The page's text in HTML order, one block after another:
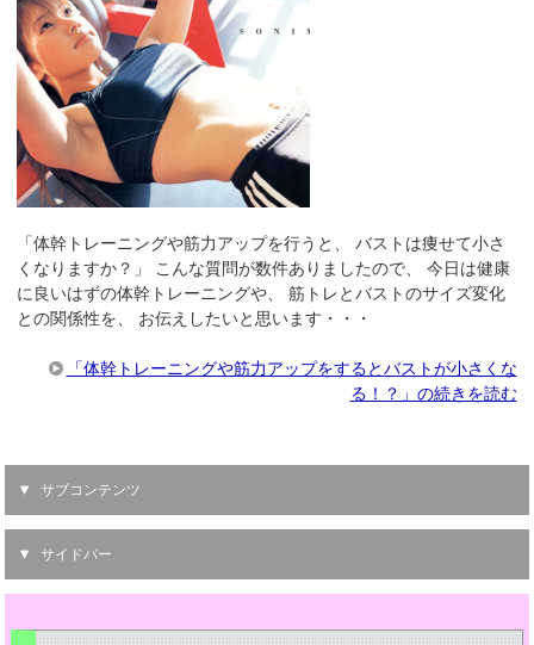
「体幹トレーニングや筋力アップを行うと、 バストは痩せて小さ
くなりますか？」 こんな質問が数件ありましたので、 今日は健康
に良いはずの体幹トレーニングや、 筋トレとバストのサイズ変化
との関係性を、 お伝えしたいと思います・・・
「体幹トレーニングや筋力アップをするとバストが小さくな
る！？」の続きを読む
サブコンテンツ
サイドバー